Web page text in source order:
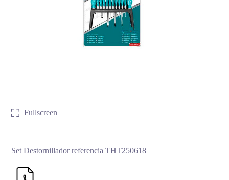
Fullscreen
Set Destornillador referencia THT250618